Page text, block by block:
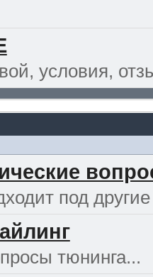
условия,
под другие
тюнинга...